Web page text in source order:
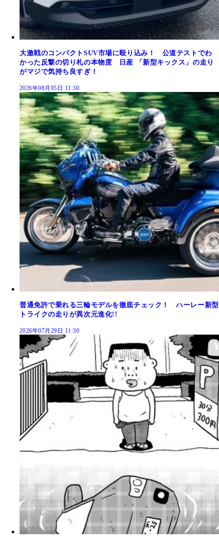
大激戦のコンパクトSUV市場に殴り込み！ 公道テストでわ
かった反撃の切り札の本物度 日産 「新型キックス」の走り
がマジで気持ち良すぎ！
2026年08月05日 11:30
普通免許で乗れる三輪モデルを徹底チェック！ ハーレー新型
トライクの走りが異次元進化!!
2026年07月29日 11:30